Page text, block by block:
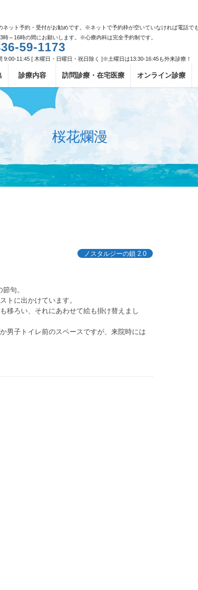
ネット予約・受付がお勧めです。※ネットで予約枠が空いていなければ電話で
時～16時の間にお願いします。※心療内科は完全予約制です。
59-1173
9:00-11:45 [ 木曜日・日曜日・祝日除く ]※土曜日は13:30-16:45も外来診療！
診療内容 訪問診療・在宅医療 オンライン診療
桜花爛漫
ノスタルジーの鎖 2.0
句。
トに出かけています。
移ろい、それにあわせて絵も掛け替えまし
男子トイレ前のスペースですが、来院時には